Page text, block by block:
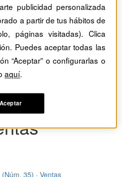
tag
el Tag:
35) · Ventas
publicidad personalizada
a partir de tus hábitos de
páginas visitadas). Clica
Puedes aceptar todas las
“Aceptar” o configurarlas o
aquí.
Aceptar